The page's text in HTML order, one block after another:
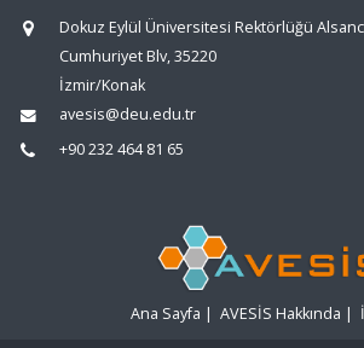
Dokuz Eylül Üniversitesi Rektörlüğü
Cumhuriyet Blv, 35220
İzmir/Konak
avesis@deu.edu.tr
+90 232 464 81 65
Ana Sayfa | AVESİS Hakkında |